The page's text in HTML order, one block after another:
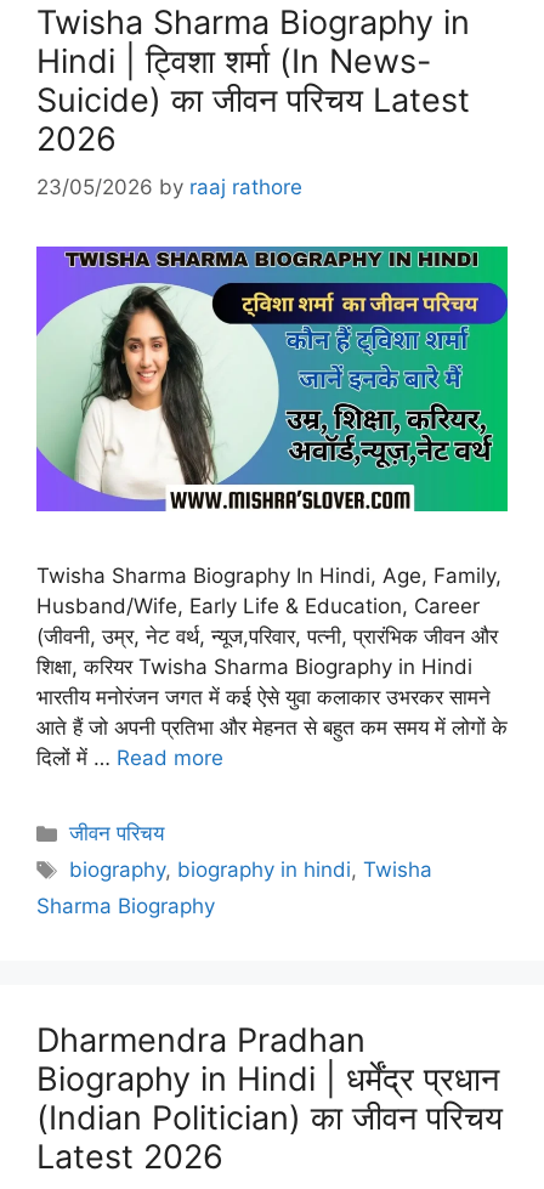
Twisha Sharma Biography in
Hindi | ट्विशा शर्मा (In News-
Suicide) का जीवन परिचय Latest
2026
23/05/2026 by raaj rathore
Twisha Sharma Biography In Hindi, Age, Family,
Husband/Wife, Early Life & Education, Career
(जीवनी, उम्र, नेट वर्थ, न्यूज,परिवार, पत्नी, प्रारंभिक जीवन और
शिक्षा, करियर Twisha Sharma Biography in Hindi
भारतीय मनोरंजन जगत में कई ऐसे युवा कलाकार उभरकर सामने
आते हैं जो अपनी प्रतिभा और मेहनत से बहुत कम समय में लोगों के
दिलों में … Read more
Categories
जीवन परिचय
Tags
biography, biography in hindi,Twisha
Sharma Biography
Dharmendra Pradhan
Biography in Hindi | धर्मेंद्र प्रधान
(Indian Politician) का जीवन परिचय
Latest 2026